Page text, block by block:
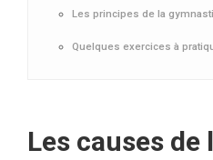
Les principes de la
Quelques exercices à
Les causes de